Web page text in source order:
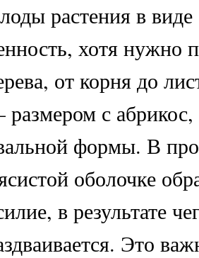
растения в
хотя нужно
от корня до
с абрикос,
формы. В
оболочке
в результате
Это